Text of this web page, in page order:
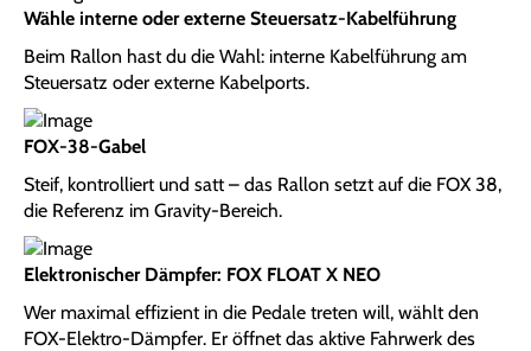
Wähle interne oder externe Steuersatz-Kabelführung
Beim Rallon hast du die Wahl: interne Kabelführung am
Steuersatz oder externe Kabelports.
FOX-38-Gabel
Steif, kontrolliert und satt – das Rallon setzt auf die FOX 38,
die Referenz im Gravity-Bereich.
Elektronischer Dämpfer: FOX FLOAT X NEO
Wer maximal effizient in die Pedale treten will, wählt den
FOX-Elektro-Dämpfer. Er öffnet das aktive Fahrwerk des